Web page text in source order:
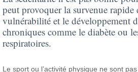
peut provoquer la survenue rapide
vulnérabilité et le développement
chroniques comme le diabète ou
respiratoires.
Le sport ou l’activité physique ne sont